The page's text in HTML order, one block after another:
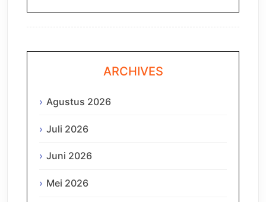
ARCHIVES
Agustus 2026
Juli 2026
Juni 2026
Mei 2026